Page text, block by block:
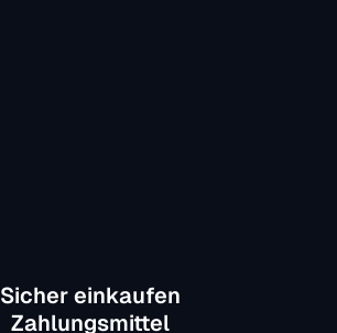
Sicher einkaufen
Zahlungsmittel